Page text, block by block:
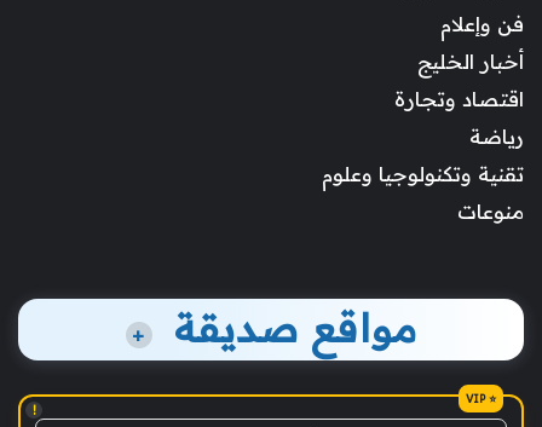
فن وإعلام
أخبار الخليج
اقتصاد وتجارة
رياضة
تقنية وتكنولوجيا وعلوم
منوعات
مواقع صديقة +
!